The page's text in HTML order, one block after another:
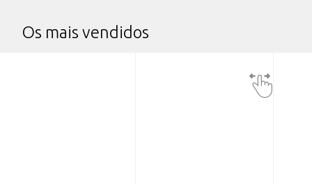
Os mais vendidos